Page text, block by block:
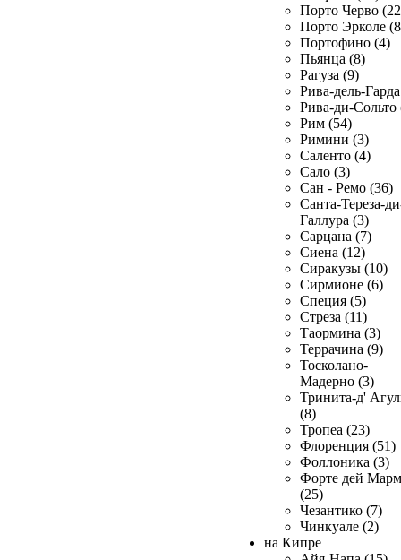
Порто Черво
Порто Эрколе
Портофино (4)
Пьянца (8)
Рагуза (9)
Рива-дель-
Рива-ди-Сольто
Рим (54)
Римини (3)
Саленто (4)
Сало (3)
Сан - Ремо (36)
Санта-Тереза-
Галлура (3)
Сарцана (7)
Сиена (12)
Сиракузы (10)
Сирмионе (6)
Специя (5)
Стреза (11)
Таормина (3)
Террачина (9)
Тосколано-
Мадерно (3)
Тринита-д'
(8)
Тропеа (23)
Флоренция (51)
Фоллоника (3)
Форте дей
(25)
Чезантико (7)
Чинкуале (2)
на Кипре